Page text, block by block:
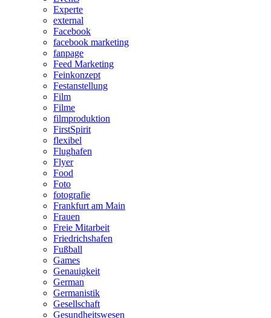
Experte
external
Facebook
facebook marketing
fanpage
Feed Marketing
Feinkonzept
Festanstellung
Film
Filme
filmproduktion
FirstSpirit
flexibel
Flughafen
Flyer
Food
Foto
fotografie
Frankfurt am Main
Frauen
Freie Mitarbeit
Friedrichshafen
Fußball
Games
Genauigkeit
German
Germanistik
Gesellschaft
Gesundheitswesen